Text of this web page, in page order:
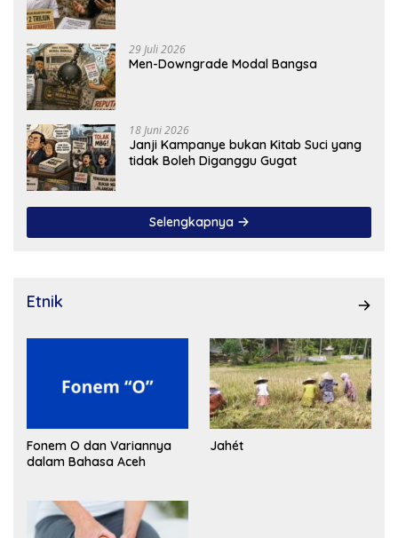
29 Juli 2026
Men-Downgrade Modal Bangsa
18 Juni 2026
Janji Kampanye bukan Kitab Suci yang
tidak Boleh Diganggu Gugat
Selengkapnya
Etnik
Fonem O dan Variannya
dalam Bahasa Aceh
Jahét